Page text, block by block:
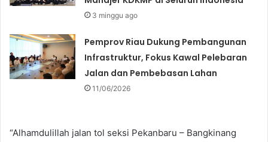
3 minggu ago
Pemprov Riau Dukung Pembangunan
Infrastruktur, Fokus Kawal Pelebaran
Jalan dan Pembebasan Lahan
11/06/2026
“Alhamdulillah jalan tol seksi Pekanbaru – Bangkinang